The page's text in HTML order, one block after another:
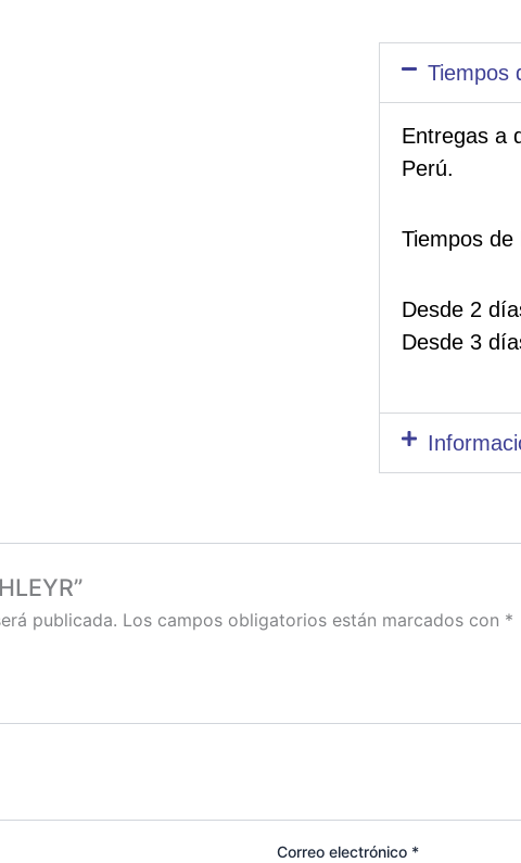
Tiempos
Entregas a
Perú.
Tiempos de
Desde 2
Desde 3
publicada. Los campos obligatorios están marcados con *
Correo electrónico *